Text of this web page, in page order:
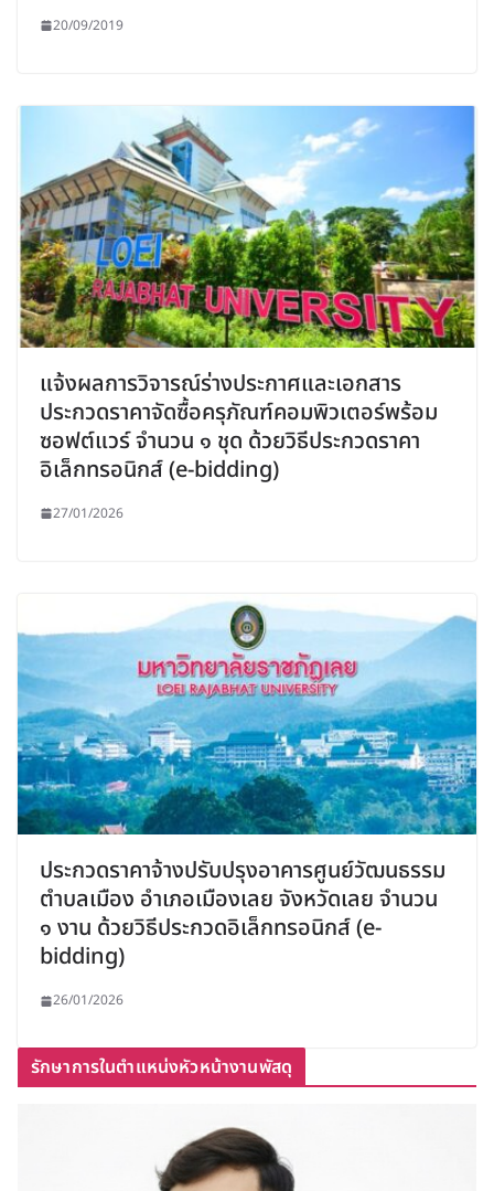
20/09/2019
แจ้งผลการวิจารณ์ร่างประกาศและเอกสาร
ประกวดราคาจัดซื้อครุภัณฑ์คอมพิวเตอร์พร้อม
ซอฟต์แวร์ จำนวน ๑ ชุด ด้วยวิธีประกวดราคา
อิเล็กทรอนิกส์ (e-bidding)
27/01/2026
ประกวดราคาจ้างปรับปรุงอาคารศูนย์วัฒนธรรม
ตำบลเมือง อำเภอเมืองเลย จังหวัดเลย จำนวน
๑ งาน ด้วยวิธีประกวดอิเล็กทรอนิกส์ (e-
bidding)
26/01/2026
รักษาการในตำแหน่งหัวหน้างานพัสดุ